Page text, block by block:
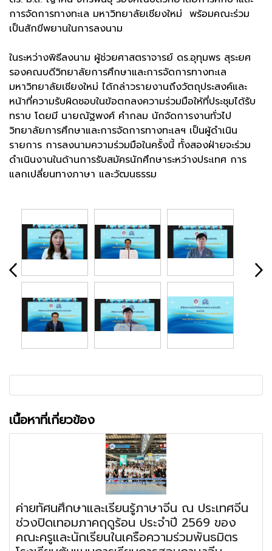
การจัดการทางทะเล มหาวิทยาลัยเชียงใหม่ พร้อมคณะร่วม
เป็นสักขีพยานในการลงนาม
ในระหว่างพิธีลงนาม ผู้ช่วยศาสตราจารย์ ดร.อุทุมพร สุระยศ
รองคณบดีวิทยาลัยการศึกษาและการจัดการทางทะเล
มหาวิทยาลัยเชียงใหม่ ได้กล่าวรายงานถึงวัตถุประสงค์และ
หน้าที่ความรับผิดชอบในข้อตกลงความร่วมมือให้ที่ประชุมได้รับ
ทราบ โดยมี นายณัฐพงศ์ คำกลม นักจัดการงานทั่วไป
วิทยาลัยการศึกษาและการจัดการทางทะเลฯ เป็นผู้ดำเนิน
รายการ การลงนามความร่วมมือในครั้งนี้ ทั้งสองฝ่ายจะร่วม
ดำเนินงานในด้านการรับสมัครนักศึกษาระหว่างประเทศ การ
แลกเปลี่ยนทางภาษา และวัฒนธรรม
เนื้อหาที่เกี่ยวข้อง
ค่ายทัศนศึกษาและเรียนรู้ภาษาจีน ณ ประเทศจีน
ช่วงปิดเทอมภาคฤดูร้อน ประจำปี 2569 ของ
คณะครูและนักเรียนในเครือความร่วมพันธมิตร